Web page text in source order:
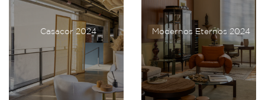
Casacor 2024 Modernos Eternos 2024